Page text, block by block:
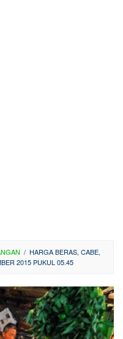
/ HARGA BERAS, CABE,
2015 PUKUL 05.45